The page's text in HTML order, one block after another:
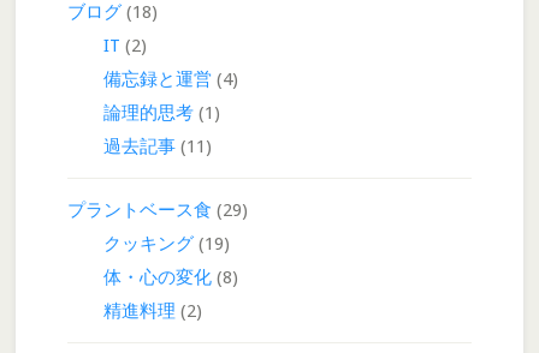
ブログ(18)
IT (2)
備忘録と運営(4)
論理的思考(1)
過去記事(11)
プラントベース食 (29)
クッキング(19)
体・心の変化(8)
精進料理 (2)